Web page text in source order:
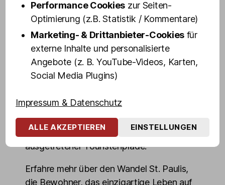
St. Pauli" - Altes und Neues, Geheimtipps
und Dinge, die du über den weltbekanntem
Stadtteil wissen musst.
Blicke hinter die Kulissen von Hamburgs
"sündigster Meile" und erlebe die
ungeschminkt. Entdecke die dunkelsten
Ecken, mörderischsten Kneipen,
denkwürdigsten Orte, auch abseits
ausgetretener Touristenpfade.
Erfahre mehr über den Wandel St. Paulis,
die Bewohner, das einzigartige Leben auf
Performance Cookies zur Seiten-
Optimierung (z.B. Statistik / Kommentare)
Marketing- & Drittanbieter-Cookies für
externe Inhalte und personalisierte
Angebote (z. B. YouTube-Videos, Karten,
Social Media Plugins)
Impressum & Datenschutz
ALLE AKZEPTIEREN EINSTELLUNGEN